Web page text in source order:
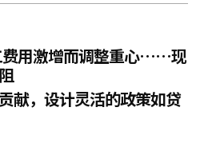
章 小
费用激增而调整重心……现
献，设计灵活的政策如贷